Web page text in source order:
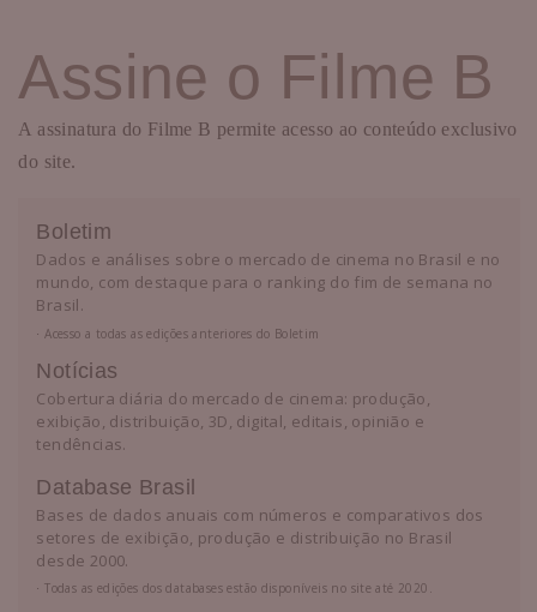
Assine o Filme B
A assinatura do Filme B permite acesso ao conteúdo exclusivo
do site.
Boletim
Dados e análises sobre o mercado de cinema no Brasil e no
mundo, com destaque para o ranking do fim de semana no
Brasil.
⋅ Acesso a todas as edições anteriores do Boletim
Notícias
Cobertura diária do mercado de cinema: produção,
exibição, distribuição, 3D, digital, editais, opinião e
tendências.
Database Brasil
Bases de dados anuais com números e comparativos dos
setores de exibição, produção e distribuição no Brasil
desde 2000.
⋅ Todas as edições dos databases estão disponíveis no site até 2020.